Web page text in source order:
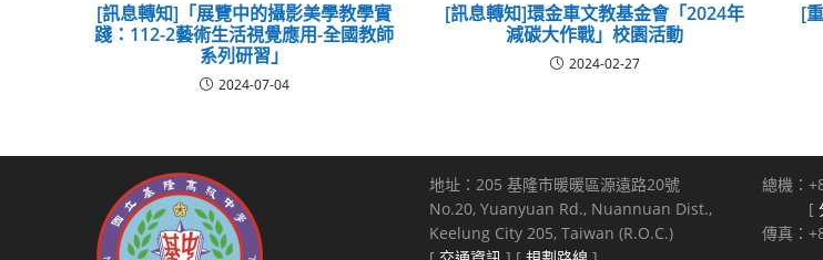
[訊息轉知]「展覽中的攝影美學教學實
踐：112-2藝術生活視覺應用-全國教師
系列研習」
2024-07-04
[訊息轉知]環金車文教基金會「2024年
減碳大作戰」校園活動
2024-02-27
[
地址：205 基隆市暖暖區源遠路20號
No.20, Yuanyuan Rd., Nuannuan Dist.,
Keelung City 205, Taiwan (R.O.C.)
總機：
[
傳真：